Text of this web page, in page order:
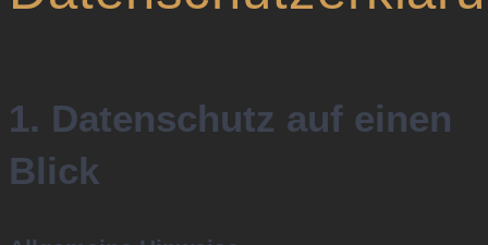
1. Datenschutz auf einen
Blick